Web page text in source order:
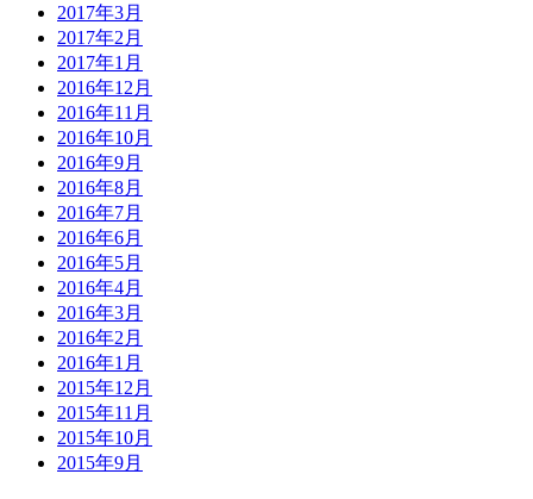
2017年3月
2017年2月
2017年1月
2016年12月
2016年11月
2016年10月
2016年9月
2016年8月
2016年7月
2016年6月
2016年5月
2016年4月
2016年3月
2016年2月
2016年1月
2015年12月
2015年11月
2015年10月
2015年9月